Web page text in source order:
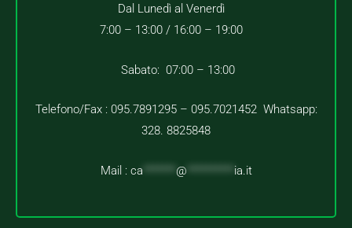
Dal Lunedì al Venerdì
7:00 – 13:00 / 16:00 – 19:00
Sabato: 07:00 – 13:00
Telefono/Fax : 095.7891295 – 095.7021452 Whatsapp:
328. 8825848
Mail : ca @ ia.it